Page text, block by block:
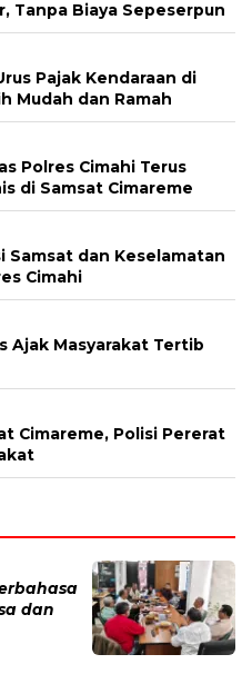
Tanpa Biaya Sepeserpun
Pajak Kendaraan di
Mudah dan Ramah
Polres Cimahi Terus
di Samsat Cimareme
Samsat dan Keselamatan
Cimahi
Ajak Masyarakat Tertib
Cimareme, Polisi Pererat
dan